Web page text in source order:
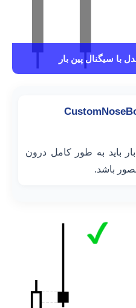
با سیگنال پین بار
باید به طور کامل درون
باشد.